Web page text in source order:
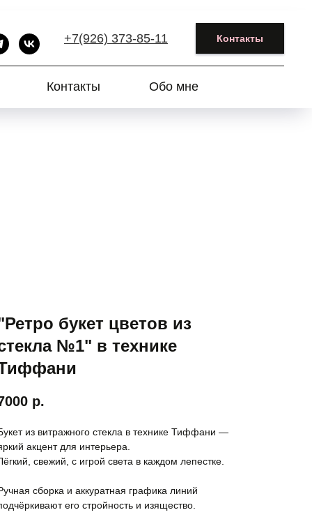
+7(926) 373-85-11 Контакты
Контакты Обо мне
букет цветов из
№1" в технике
р.
из витражного стекла в технике Тиффани —
акцент для интерьера.
свежий, с игрой света в каждом лепестке.
сборка и аккуратная графика линий
его стройность и изящество.